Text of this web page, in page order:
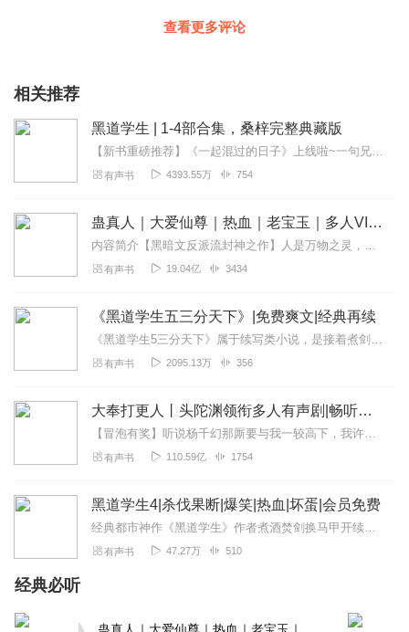
查看更多评论
相关推荐
黑道学生 | 1-4部合集，桑梓完整典藏版
【新书重磅推荐】《一起混过的日子》上线啦~一句兄弟，哥的命都给你！！！都市榜第一柳下挥著《终极教师》上线啦！都市爆笑多女主爽文！红包月卡福利活动来袭！每日8点更...
有声书 4393.55万 754
蛊真人｜大爱仙尊｜热血｜老宝玉｜多人VIP免费有声剧
内容简介【黑暗文反派流封神之作】人是万物之灵，蛊是天地真精。一个穿越者不断重生的故事。一个养蛊、炼蛊、用蛊的奇特世界。配音组（男角色）老宝玉旁白...
有声书 19.04亿 3434
《黑道学生五三分天下》|免费爽文|经典再续
《黑道学生5三分天下》属于续写类小说，是接着煮剑焚酒的《黑道学生》写的第五部。如果没有听过《黑道学生》前几部的朋友也可以将本书当成一本独立的书来听，因为这是一个...
有声书 2095.13万 356
大奉打更人丨头陀渊领衔多人有声剧|畅听全集|王鹤棣、田曦薇主演影视剧原著|卖报小郎君
【冒泡有奖】听说杨千幻那厮要与我一较高下，我许七安要开始装叉了！快进入声音播放页戳下方输入框，冒个泡偷偷告诉我，我要用哪些诗词才能胜过他？说得好的，有赏！202...
有声书 110.59亿 1754
黑道学生4|杀伐果断|爆笑|热血|坏蛋|会员免费
经典都市神作《黑道学生》作者煮酒焚剑换马甲开续集啦！原汁原味，熟悉的风格，剧情更高能，情节更精彩！不上学就只能回家继承帮派看我龙门一哥狂少如何征服东城一中！【故...
有声书 47.27万 510
经典必听